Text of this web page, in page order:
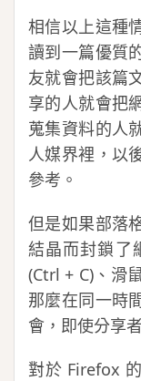
相信以上這種
讀到一篇優質
友就會把該篇
享的人就會把
蒐集資料的人
人媒界裡，以
參考。
但是如果部落
結晶而封鎖了
(Ctrl + C)、滑
那麼在同一時
會，即使分享
對於 Firefox